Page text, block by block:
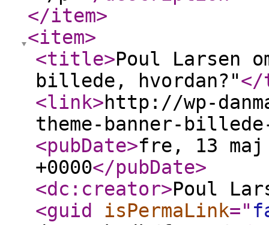
</item>
<item>
<title>Poul Larsen
billede, hvordan?"
<link>http://wp-
theme-banner-
<pubDate>fre, 13 maj
+0000</pubDate>
<dc:creator>Poul
<guid
isPermaLink="